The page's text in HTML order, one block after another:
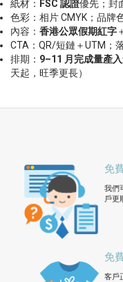
紙材： FSC 認證優先；封
色彩：相片 CMYK；品牌
內容： 香港公眾假期紅字
CTA：QR/短鏈＋UTM；
排期： 9–11 月完成量產
天起，旺季更長）
免
我們
戶更
免
客戶